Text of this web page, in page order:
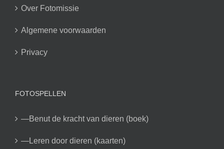
Over Fotomissie
Algemene voorwaarden
Privacy
FOTOSPELLEN
—Benut de kracht van dieren (boek)
—Leren door dieren (kaarten)